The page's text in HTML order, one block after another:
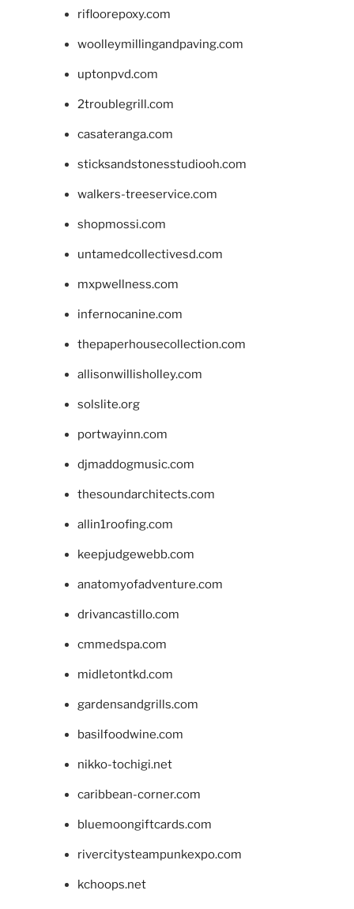
rifloorepoxy.com
woolleymillingandpaving.com
uptonpvd.com
2troublegrill.com
casateranga.com
sticksandstonesstudiooh.com
walkers-treeservice.com
shopmossi.com
untamedcollectivesd.com
mxpwellness.com
infernocanine.com
thepaperhousecollection.com
allisonwillisholley.com
solslite.org
portwayinn.com
djmaddogmusic.com
thesoundarchitects.com
allin1roofing.com
keepjudgewebb.com
anatomyofadventure.com
drivancastillo.com
cmmedspa.com
midletontkd.com
gardensandgrills.com
basilfoodwine.com
nikko-tochigi.net
caribbean-corner.com
bluemoongiftcards.com
rivercitysteampunkexpo.com
kchoops.net